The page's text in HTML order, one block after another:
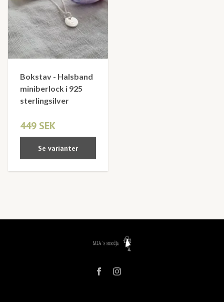
Bokstav - Halsband
miniberlock i 925
sterlingsilver
449 SEK
Se varianter